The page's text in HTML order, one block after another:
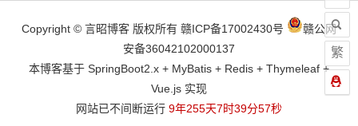
Copyright © 言昭博客 版权所有 赣ICP备17002430号
赣公网
安备36042102000137
本博客基于 SpringBoot2.x + MyBatis + Redis + Thymeleaf +
Vue.js 实现
网站已不间断运行 9年255天7时39分58秒
繁